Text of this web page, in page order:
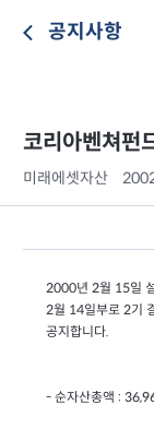
공지사항
코리아벤쳐펀
미래에셋자산
2000년 2월 15일
2월 14일부로 2기
공지합니다.
- 순자산총액 :